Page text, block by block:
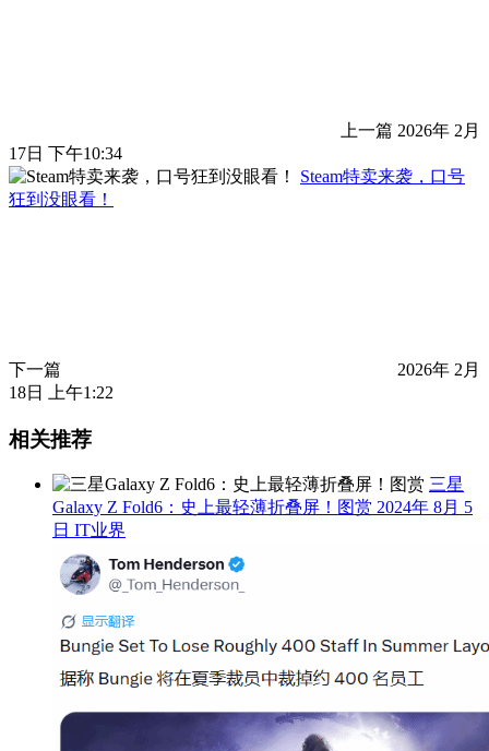
上一篇 2026年 2月
17日 下午10:34
Steam特卖来袭，口号
狂到没眼看！
下一篇
2026年 2月
18日 上午1:22
相关推荐
三星
Galaxy Z Fold6：史上最轻薄折叠屏！图赏 2024年 8月 5
日 IT业界